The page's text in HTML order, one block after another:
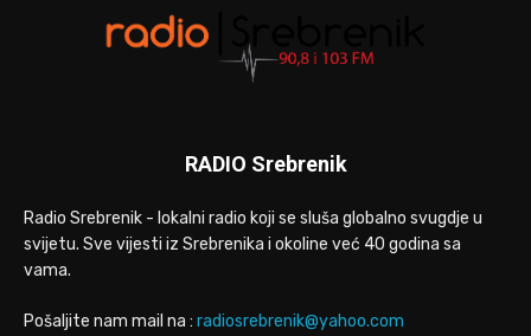
RADIO Srebrenik
Radio Srebrenik - lokalni radio koji se sluša globalno svugdje u
svijetu. Sve vijesti iz Srebrenika i okoline već 40 godina sa
vama.
Pošaljite nam mail na : radiosrebrenik@yahoo.com